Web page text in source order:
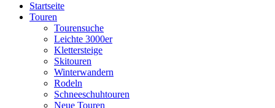
Startseite
Touren
Tourensuche
Leichte 3000er
Klettersteige
Skitouren
Winterwandern
Rodeln
Schneeschuhtouren
Neue Touren